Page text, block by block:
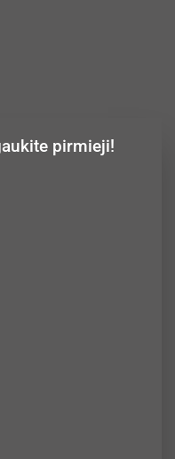
pirmieji!